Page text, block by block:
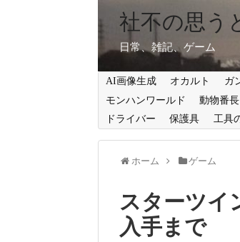
社不の思う
日常、雑記、ゲーム
AI画像生成 オカルト ガ
モンハンワールド
動物番長
ドライバー
保護具 工具
ホーム ゲーム
スターツ
入手まで